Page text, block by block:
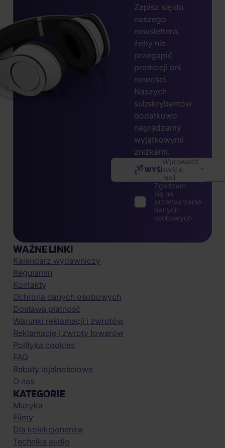
Zapisz się do
naszego
newslettera,
żeby nie
przegapić
promocji ani
nowości.
Naszych
subskrybentów
dodatkowo
nagradzamy
wyjątkowymi
zniżkami.
Wprowadź
swój e-
mail
WYŚLIJ
Zgadzam
się na
przetwarzanie
danych
osobowych
WAŻNE LINKI
Kalendarz wydawniczy
Regulamin
Kontakty
Ochrona danych osobowych
Dostawa płatność
Warunki reklamacji i zwrotów
Reklamacje i zwroty towarów
Polityka cookies
FAQ
Rabaty lojalnościowe
O nas
KATEGORIE
Muzyka
Filmy
Dla kolekcjonerów
Technika audio